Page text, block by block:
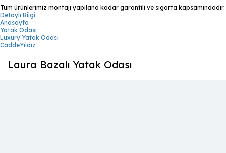
Tüm ürünlerimiz montajı yapılana kadar garantili ve sigorta kapsamındadır.
Detaylı Bilgi
Anasayfa
Yatak Odası
Luxury Yatak Odası
CaddeYıldız
Laura Bazalı Yatak Odası